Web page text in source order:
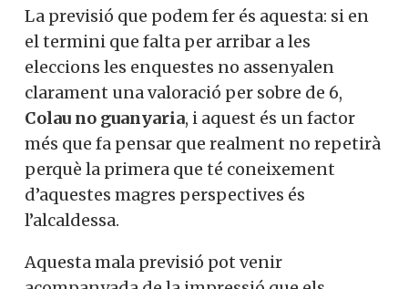
La previsió que podem fer és aquesta: si en
el termini que falta per arribar a les
eleccions les enquestes no assenyalen
clarament una valoració per sobre de 6,
Colau no guanyaria, i aquest és un factor
més que fa pensar que realment no repetirà
perquè la primera que té coneixement
d’aquestes magres perspectives és
l’alcaldessa.
Aquesta mala previsió pot venir